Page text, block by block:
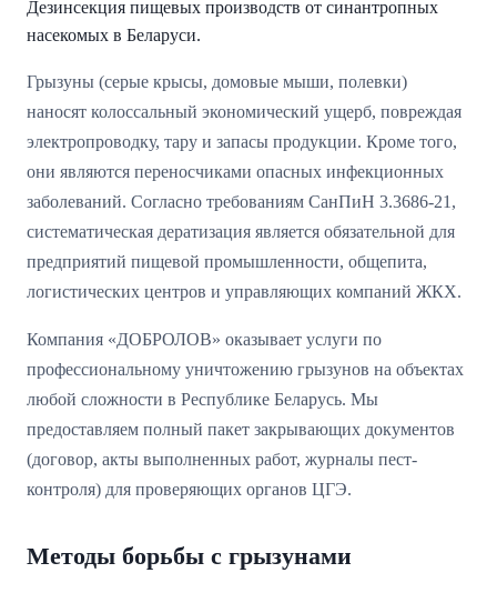
Дезинсекция пищевых производств от синантропных
насекомых в Беларуси.
Грызуны (серые крысы, домовые мыши, полевки)
наносят колоссальный экономический ущерб, повреждая
электропроводку, тару и запасы продукции. Кроме того,
они являются переносчиками опасных инфекционных
заболеваний. Согласно требованиям СанПиН 3.3686-21,
систематическая дератизация является обязательной для
предприятий пищевой промышленности, общепита,
логистических центров и управляющих компаний ЖКХ.
Компания «ДОБРОЛОВ» оказывает услуги по
профессиональному уничтожению грызунов на объектах
любой сложности в Республике Беларусь. Мы
предоставляем полный пакет закрывающих документов
(договор, акты выполненных работ, журналы пест-
контроля) для проверяющих органов ЦГЭ.
Методы борьбы с грызунами